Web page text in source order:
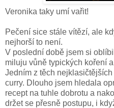
Veronika taky umí vařit!
Pečení sice stále vítězí, ale
nejhorší to není.
V poslední době jsem si
miluju vůně typických koření
Jedním z těch
curry. Dlouho jsem hledala
recept na tuhle dobrotu a
držet se přesně postupu, i